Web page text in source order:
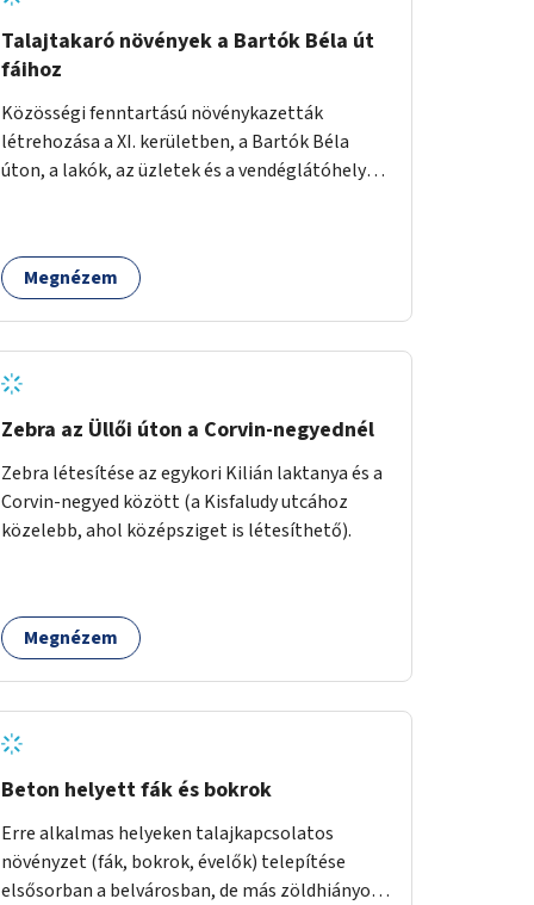
Talajtakaró növények a Bartók Béla út
fáihoz
Közösségi fenntartású növénykazetták
létrehozása a XI. kerületben, a Bartók Béla
úton, a lakók, az üzletek és a vendéglátóhelyek
Megnézem
Zebra az Üllői úton a Corvin-negyednél
Zebra létesítése az egykori Kilián laktanya és a
Corvin-negyed között (a Kisfaludy utcához
közelebb, ahol középsziget is létesíthető).
Megnézem
Beton helyett fák és bokrok
Erre alkalmas helyeken talajkapcsolatos
növényzet (fák, bokrok, évelők) telepítése
elsősorban a belvárosban, de más zöldhiányos